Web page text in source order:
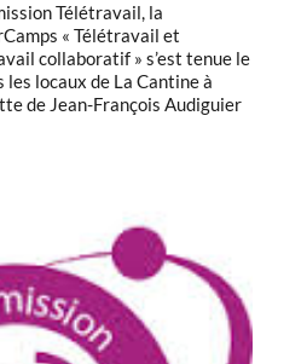
Télétravail, la
« Télétravail et
collaboratif » s’est tenue le
locaux de La Cantine à
de Jean-François Audiguier